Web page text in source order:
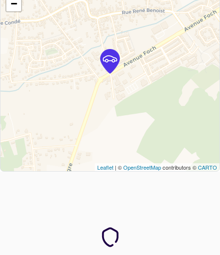
−
Leaflet | ©OpenStreetMapcontributors ©CARTO